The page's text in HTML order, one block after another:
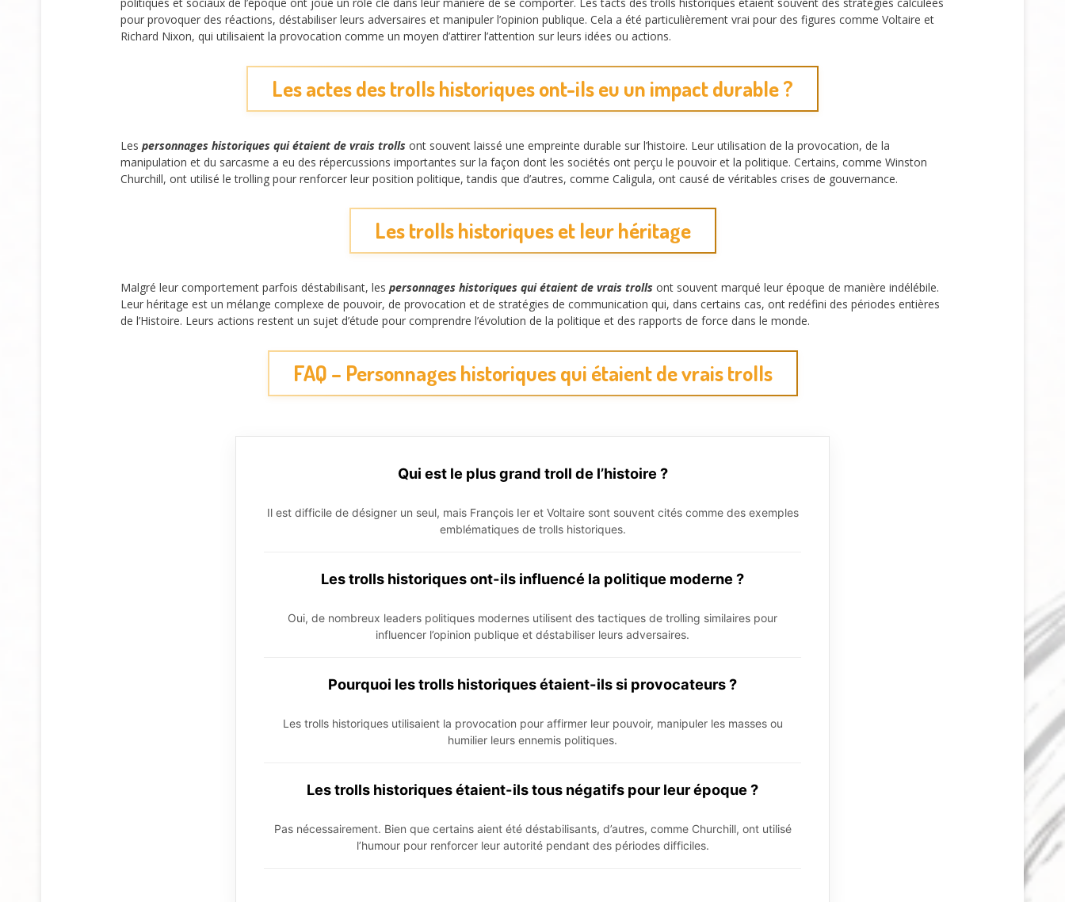
pour provoquer des réactions, déstabiliser leurs adversaires et manipuler l’opinion publique. Cela a été particulièrement vrai pour des figures comme Voltaire et
Richard Nixon, qui utilisaient la provocation comme un moyen d’attirer l’attention sur leurs idées ou actions.
Les actes des trolls historiques ont-ils eu un impact durable ?
Les personnages historiques qui étaient de vrais trolls ont souvent laissé une empreinte durable sur l’histoire. Leur utilisation de la provocation, de la
manipulation et du sarcasme a eu des répercussions importantes sur la façon dont les sociétés ont perçu le pouvoir et la politique. Certains, comme Winston
Churchill, ont utilisé le trolling pour renforcer leur position politique, tandis que d’autres, comme Caligula, ont causé de véritables crises de gouvernance.
Les trolls historiques et leur héritage
Malgré leur comportement parfois déstabilisant, les personnages historiques qui étaient de vrais trolls ont souvent marqué leur époque de manière indélébile.
Leur héritage est un mélange complexe de pouvoir, de provocation et de stratégies de communication qui, dans certains cas, ont redéfini des périodes entières
de l’Histoire. Leurs actions restent un sujet d’étude pour comprendre l’évolution de la politique et des rapports de force dans le monde.
FAQ – Personnages historiques qui étaient de vrais trolls
Qui est le plus grand troll de l’histoire ?
Il est difficile de désigner un seul, mais François Ier et Voltaire sont souvent cités comme des exemples
emblématiques de trolls historiques.
Les trolls historiques ont-ils influencé la politique moderne ?
Oui, de nombreux leaders politiques modernes utilisent des tactiques de trolling similaires pour
influencer l’opinion publique et déstabiliser leurs adversaires.
Pourquoi les trolls historiques étaient-ils si provocateurs ?
Les trolls historiques utilisaient la provocation pour affirmer leur pouvoir, manipuler les masses ou
humilier leurs ennemis politiques.
Les trolls historiques étaient-ils tous négatifs pour leur époque ?
Pas nécessairement. Bien que certains aient été déstabilisants, d’autres, comme Churchill, ont utilisé
l’humour pour renforcer leur autorité pendant des périodes difficiles.